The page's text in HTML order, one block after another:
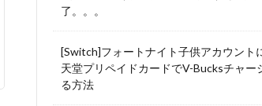
了。。。
[Switch]フォートナイト子供アカウント
天堂プリペイドカードでV-Bucksチャー
る方法